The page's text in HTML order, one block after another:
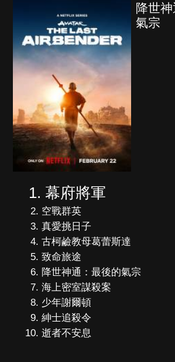
降世
氣宗
幕府將軍
空戰群英
真愛挑日子
古柯鹼教母葛蕾斯達
致命旅途
降世神通：最後的氣宗
海上密室謀殺案
少年謝爾頓
紳士追殺令
逝者不安息